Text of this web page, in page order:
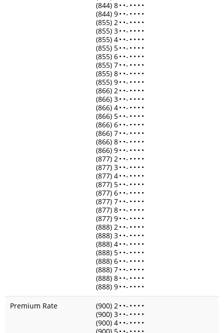
(844) 8• •- • • • •
(844) 9• •- • • • •
(855) 2• •- • • • •
(855) 3• •- • • • •
(855) 4• •- • • • •
(855) 5• •- • • • •
(855) 6• •- • • • •
(855) 7• •- • • • •
(855) 8• •- • • • •
(855) 9• •- • • • •
(866) 2• •- • • • •
(866) 3• •- • • • •
(866) 4• •- • • • •
(866) 5• •- • • • •
(866) 6• •- • • • •
(866) 7• •- • • • •
(866) 8• •- • • • •
(866) 9• •- • • • •
(877) 2• •- • • • •
(877) 3• •- • • • •
(877) 4• •- • • • •
(877) 5• •- • • • •
(877) 6• •- • • • •
(877) 7• •- • • • •
(877) 8• •- • • • •
(877) 9• •- • • • •
(888) 2• •- • • • •
(888) 3• •- • • • •
(888) 4• •- • • • •
(888) 5• •- • • • •
(888) 6• •- • • • •
(888) 7• •- • • • •
(888) 8• •- • • • •
(888) 9• •- • • • •
Premium Rate
(900) 2• •- • • • •
(900) 3• •- • • • •
(900) 4• •- • • • •